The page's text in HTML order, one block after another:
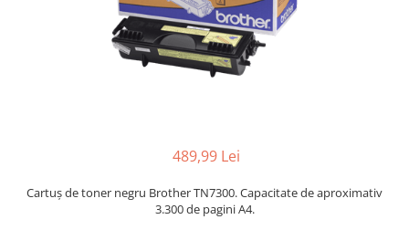
489,99 Lei
Cartuș de toner negru Brother TN7300. Capacitate de aproximativ
3.300 de pagini A4.